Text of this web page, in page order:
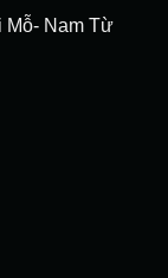
Mỗ- Nam Từ